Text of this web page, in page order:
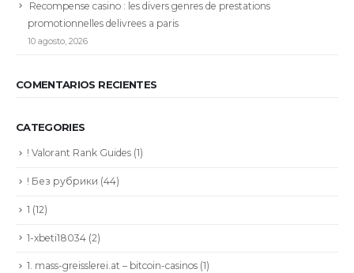
Recompense casino : les divers genres de prestations
promotionnelles delivrees a paris
10 agosto, 2026
COMENTARIOS RECIENTES
CATEGORIES
! Valorant Rank Guides (1)
! Без рубрики (44)
1 (12)
1-xbeti18034 (2)
1. mass-greisslerei.at – bitcoin-casinos (1)